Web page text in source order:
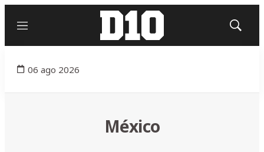
Menú
Mostrar
06 ago 2026
México